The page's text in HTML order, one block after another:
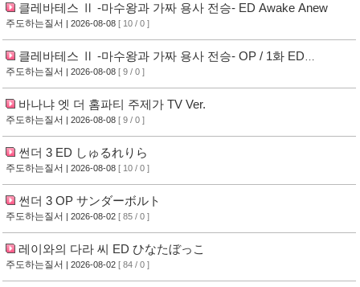
클레바테스 Ⅱ -마수왕과 가짜 용사 전승- ED Awake Anew
주도하는질서 | 2026-08-08 [ 10 / 0 ]
클레바테스 Ⅱ -마수왕과 가짜 용사 전승- OP / 1화 ED
Foreshadow
주도하는질서 | 2026-08-08 [ 9 / 0 ]
바나냐 엣 더 홈파티 주제가 TV Ver.
주도하는질서 | 2026-08-08 [ 9 / 0 ]
썬더 3 ED しゅるれりら
주도하는질서 | 2026-08-08 [ 10 / 0 ]
썬더 3 OP サンダーボルト
주도하는질서 | 2026-08-02 [ 85 / 0 ]
레이와의 다라 씨 ED ひなたぼっこ
주도하는질서 | 2026-08-02 [ 84 / 0 ]